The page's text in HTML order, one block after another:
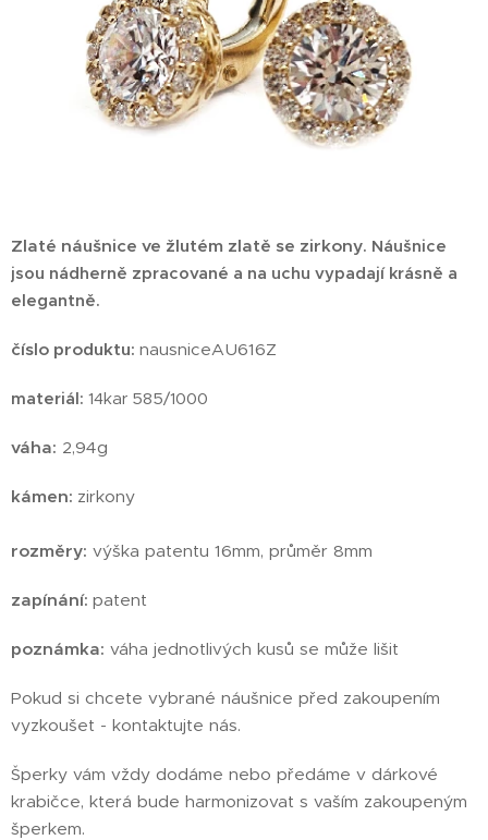
Zlaté náušnice ve žlutém zlatě se zirkony. Náušnice
jsou nádherně zpracované a na uchu vypadají krásně a
elegantně.
číslo produktu: nausniceAU616Z
materiál: 14kar 585/1000
váha: 2,94g
kámen: zirkony
rozměry: výška patentu 16mm, průměr 8mm
zapínání: patent
poznámka: váha jednotlivých kusů se může lišit
Pokud si chcete vybrané náušnice před zakoupením
vyzkoušet - kontaktujte nás.
Šperky vám vždy dodáme nebo předáme v dárkové
krabičce, která bude harmonizovat s vaším zakoupeným
šperkem.